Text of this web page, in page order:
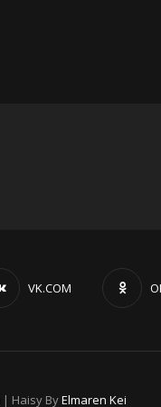
VK.COM
| Haisy ByElmaren Kei